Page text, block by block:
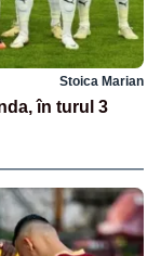
Stoica Marian
în turul 3